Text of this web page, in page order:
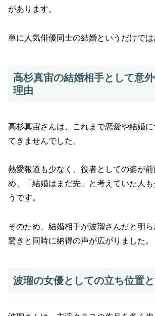
があります。
単に人気俳優同士の結婚というだけでは
高杉真宙の結婚相手として意
理由
高杉真宙さんは、これまで恋愛や結婚
てきませんでした。
熱愛報道も少なく、役者としての姿が
め、「結婚はまだ先」と考えていた人
うです。
そのため、結婚相手が波瑠さんだと明ら
驚きと同時に納得の声が広がりました。
波瑠の女優としての立ち位置